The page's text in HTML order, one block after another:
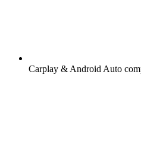
Carplay & Android Auto